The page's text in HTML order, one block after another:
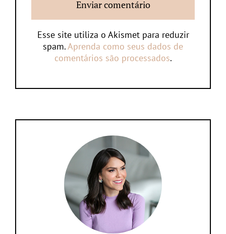
Esse site utiliza o Akismet para reduzir
spam.Aprenda como seus dados de
comentários são processados.